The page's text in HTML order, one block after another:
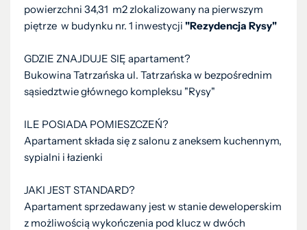
powierzchni 34,31 m2 zlokalizowany na pierwszym
piętrze w budynku nr. 1 inwestycji "Rezydencja Rysy"
GDZIE ZNAJDUJE SIĘ apartament?
Bukowina Tatrzańska ul. Tatrzańska w bezpośrednim
sąsiedztwie głównego kompleksu "Rysy"
ILE POSIADA POMIESZCZEŃ?
Apartament składa się z salonu z aneksem kuchennym,
sypialni i łazienki
JAKI JEST STANDARD?
Apartament sprzedawany jest w stanie deweloperskim
z możliwością wykończenia pod klucz w dwóch